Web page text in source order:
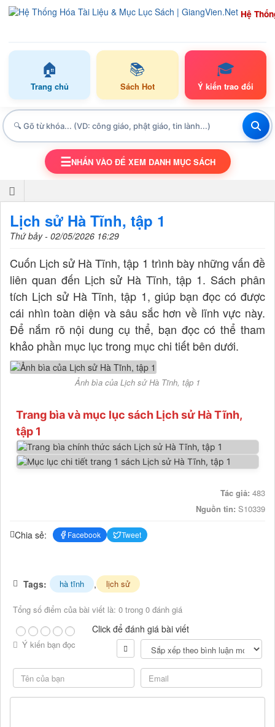
Hệ
🏠
Trang chủ
📚
Sách Hot
🎓
Ý kiến trao đổi
TOGGLE NAVIGATION
☰NHẤN VÀO ĐỂ XEM DANH MỤC SÁCH
Lịch sử Hà Tĩnh, tập 1
Thứ bảy - 02/05/2026 16:29
Cuốn Lịch sử Hà Tĩnh, tập 1 trình bày những vấn đề
liên quan đến Lịch sử Hà Tĩnh, tập 1. Sách phân
tích Lịch sử Hà Tĩnh, tập 1, giúp bạn đọc có được
cái nhìn toàn diện và sâu sắc hơn về lĩnh vực này.
Để nắm rõ nội dung cụ thể, bạn đọc có thể tham
khảo phần mục lục trong mục chi tiết bên dưới.
Ảnh bìa của Lịch sử Hà Tĩnh, tập 1
Trang bìa và mục lục sách Lịch sử Hà Tĩnh,
tập 1
Tác giả: 483
Nguồn tin: S10339
Chia sẻ: Facebook Tweet
Tags: hà tĩnh , lịch sử
Tổng số điểm của bài viết là: 0 trong 0 đánh giá
Click để đánh giá bài viết
Ý kiến bạn đọc